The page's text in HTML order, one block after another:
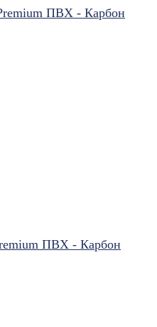
ПВХ - Карбон
ПВХ - Карбон